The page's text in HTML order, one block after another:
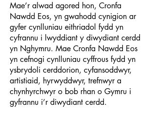
Mae’r alwad agored hon, Cronfa
Nawdd Eos, yn gwahodd cynigion ar
gyfer cynlluniau eithriadol fydd yn
cyfrannu i lwyddiant y diwydiant cerdd
yn Nghymru. Mae Cronfa Nawdd Eos
yn cefnogi cynlluniau cyffrous fydd yn
ysbrydoli cerddorion, cyfansoddwyr,
artistiaid, hyrwyddwyr, trefnwyr a
chynhyrchwyr o bob rhan o Gymru i
gyfrannu i’r diwydiant cerdd.